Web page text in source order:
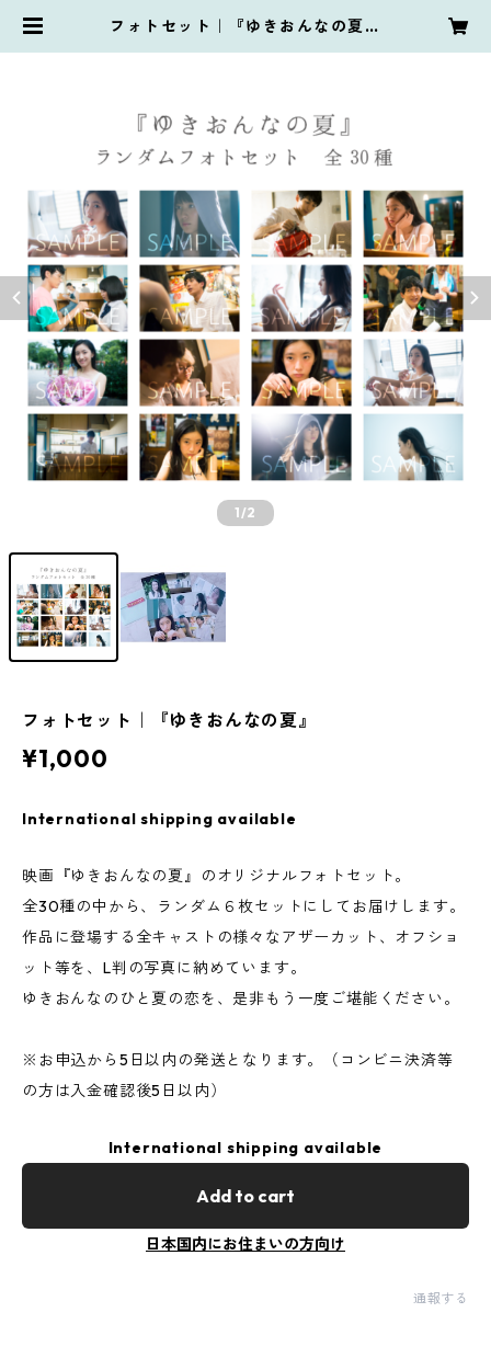
フォトセット｜『ゆきおんなの夏』
1/2
フォトセット｜『ゆきおんなの夏』
¥1,000
International shipping available
映画『ゆきおんなの夏』のオリジナルフォトセット。
全30種の中から、ランダム６枚セットにしてお届けします。
作品に登場する全キャストの様々なアザーカット、オフショ
ット等を、L判の写真に納めています。
ゆきおんなのひと夏の恋を、是非もう一度ご堪能ください。
※お申込から5日以内の発送となります。（コンビニ決済等
の方は入金確認後5日以内）
International shipping available
Add to cart
日本国内にお住まいの方向け
通報する